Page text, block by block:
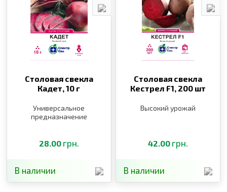
Столовая свекла
Кадет,10 г
Универсальное
предназначение
28.00 грн.
В наличии
Столовая свекла
Кестрел F1, 200 шт
Высокий урожай
42.00 грн.
В наличии